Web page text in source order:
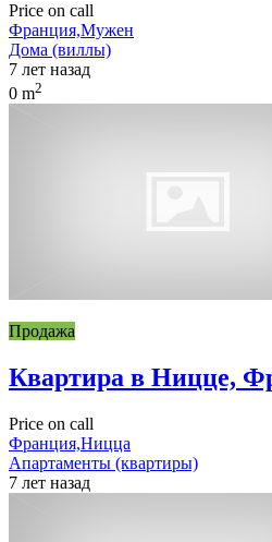
Price on call
Франция,Мужен
Дома (виллы)
7 лет назад
0 m2
Продажа
Квартира в Ницце,
Price on call
Франция,Ницца
Апартаменты (квартиры)
7 лет назад